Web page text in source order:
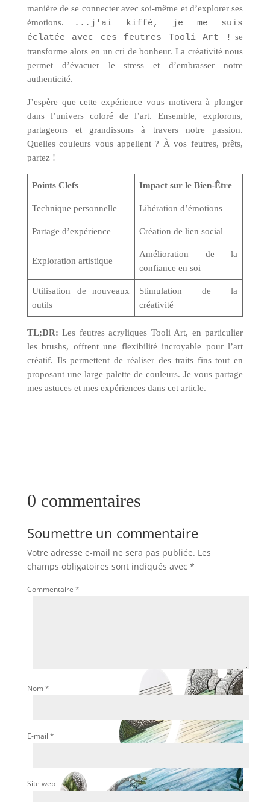
manière de se connecter avec soi-même et d’explorer ses
émotions.
...j'ai kiffé, je me suis
éclatée avec ces feutres Tooli Art ! se
transforme alors en un cri de bonheur. La créativité nous
permet d’évacuer le stress et d’embrasser notre
authenticité.
J’espère que cette expérience vous motivera à plonger
dans l’univers coloré de l’art. Ensemble, explorons,
partageons et grandissons à travers notre passion.
Quelles couleurs vous appellent ? À vos feutres, prêts,
partez !
Points Clefs Impact sur le Bien-Être
Technique personnelle Libération d’émotions
Partage d’expérience Création de lien social
Exploration artistique
Amélioration de la
confiance en soi
Utilisation de nouveaux
outils
Stimulation de la
créativité
TL;DR:Les feutres acryliques Tooli Art, en particulier
les brushs, offrent une flexibilité incroyable pour l’art
créatif. Ils permettent de réaliser des traits fins tout en
proposant une large palette de couleurs. Je vous partage
mes astuces et mes expériences dans cet article.
0 commentaires
Soumettre un commentaire
Votre adresse e-mail ne sera pas publiée. Les
champs obligatoires sont indiqués avec *
Commentaire *
Nom*
E-mail *
Site web